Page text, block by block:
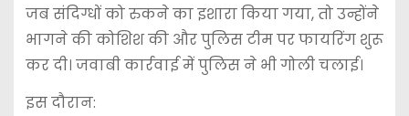
जब संदिग्धों को रुकने का इशारा किया गया, तो उन्होंने
भागने की कोशिश की और पुलिस टीम पर फायरिंग शुरू
कर दी। जवाबी कार्रवाई में पुलिस ने भी गोली चलाई।
इस दौरान: